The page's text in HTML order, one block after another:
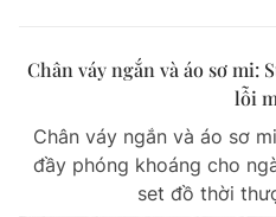
Chân váy ngắn và áo sơ mi:
lỗi
Chân váy ngắn và áo sơ
đầy phóng khoáng cho
set đồ thời